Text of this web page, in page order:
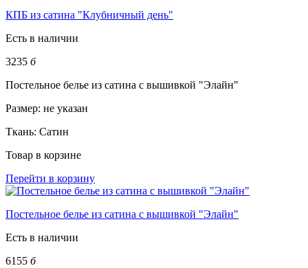
КПБ из сатина "Клубничный день"
Есть в наличии
3235 б
Постельное белье из сатина с вышивкой "Элайн"
Размер: не указан
Ткань: Сатин
Товар в корзине
Перейти в корзину
Постельное белье из сатина с вышивкой "Элайн"
Есть в наличии
6155 б